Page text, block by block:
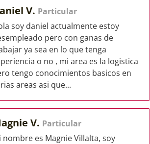
V. Particular
soy daniel actualmente estoy
pero con ganas de
ya sea en lo que tenga
o no , mi area es la logistica
tengo conocimientos basicos en
areas asi que...
V. Particular
nombre es Magnie Villalta, soy